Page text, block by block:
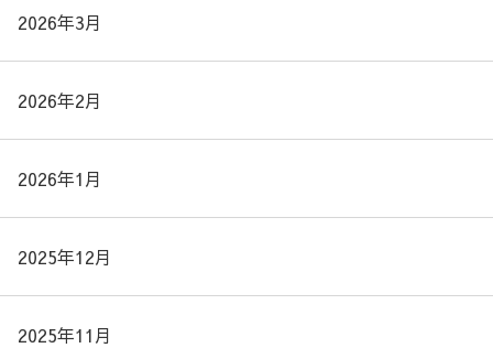
2026年3月
2026年2月
2026年1月
2025年12月
2025年11月